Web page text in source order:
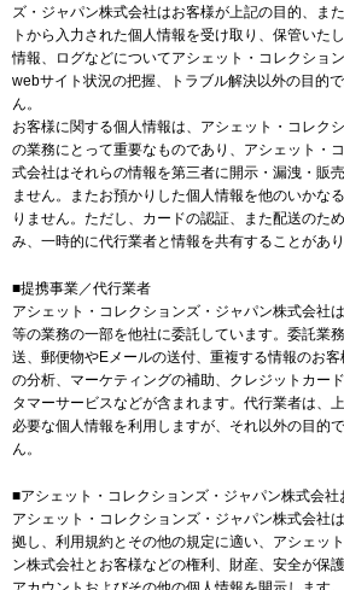
ズ・ジャパン株式会社はお客様が上記の目的、ま
トから入力された個人情報を受け取り、保管いた
情報、ログなどについてアシェット・コレクショ
webサイト状況の把握、トラブル解決以外の目的
ん。
お客様に関する個人情報は、アシェット・コレク
の業務にとって重要なものであり、アシェット・
式会社はそれらの情報を第三者に開示・漏洩・販
ません。またお預かりした個人情報を他のいかな
りません。ただし、カードの認証、また配送のた
み、一時的に代行業者と情報を共有することがあり
■提携事業／代行業者
アシェット・コレクションズ・ジャパン株式会社
等の業務の一部を他社に委託しています。委託業
送、郵便物やEメールの送付、重複する情報のお
の分析、マーケティングの補助、クレジットカー
タマーサービスなどが含まれます。代行業者は、
必要な個人情報を利用しますが、それ以外の目的
ん。
■アシェット・コレクションズ・ジャパン株式会
アシェット・コレクションズ・ジャパン株式会社
拠し、利用規約とその他の規定に適い、アシェッ
ン株式会社とお客様などの権利、財産、安全が保